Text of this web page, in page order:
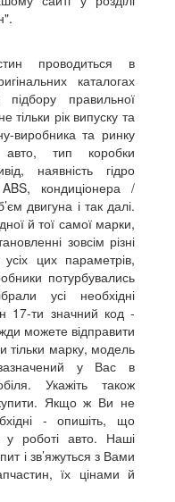
проводиться в
каталогах
підбору правильної
тільки рік випуску та
виробника та ринку
тип коробки
наявність гідро
кондиціонера /
двигуна і так далі.
й тої самої марки,
зовсім різні
цих параметрів,
потурбувались
усі необхідні
17-ти значний код -
можете відправити
тільки марку, модель
у Вас в
Укажіть також
Якщо ж Ви не
- опишіть, що
роботі авто. Наші
і зв’яжуться з Вами
їх цінами й